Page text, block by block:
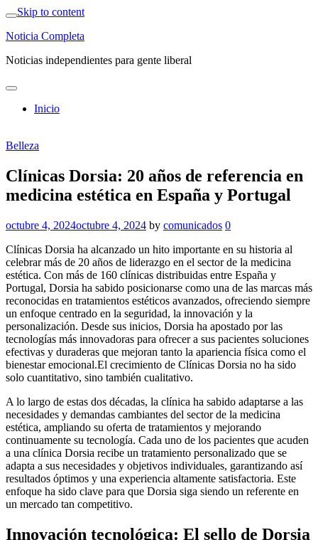
Skip to content
Noticia Completa
Noticias independientes para gente liberal
Inicio
Belleza
Clínicas Dorsia: 20 años de referencia en
medicina estética en España y Portugal
octubre 4, 2024octubre 4, 2024 by comunicados 0
Clínicas Dorsia ha alcanzado un hito importante en su historia al
celebrar más de 20 años de liderazgo en el sector de la medicina
estética. Con más de 160 clínicas distribuidas entre España y
Portugal, Dorsia ha sabido posicionarse como una de las marcas más
reconocidas en tratamientos estéticos avanzados, ofreciendo siempre
un enfoque centrado en la seguridad, la innovación y la
personalización. Desde sus inicios, Dorsia ha apostado por las
tecnologías más innovadoras para ofrecer a sus pacientes soluciones
efectivas y duraderas que mejoran tanto la apariencia física como el
bienestar emocional.El crecimiento de Clínicas Dorsia no ha sido
solo cuantitativo, sino también cualitativo.
A lo largo de estas dos décadas, la clínica ha sabido adaptarse a las
necesidades y demandas cambiantes del sector de la medicina
estética, ampliando su oferta de tratamientos y mejorando
continuamente su tecnología. Cada uno de los pacientes que acuden
a una clínica Dorsia recibe un tratamiento personalizado que se
adapta a sus necesidades y objetivos individuales, garantizando así
resultados óptimos y una experiencia altamente satisfactoria. Este
enfoque ha sido clave para que Dorsia siga siendo un referente en
un mercado tan competitivo.
Innovación tecnológica: El sello de Dorsia